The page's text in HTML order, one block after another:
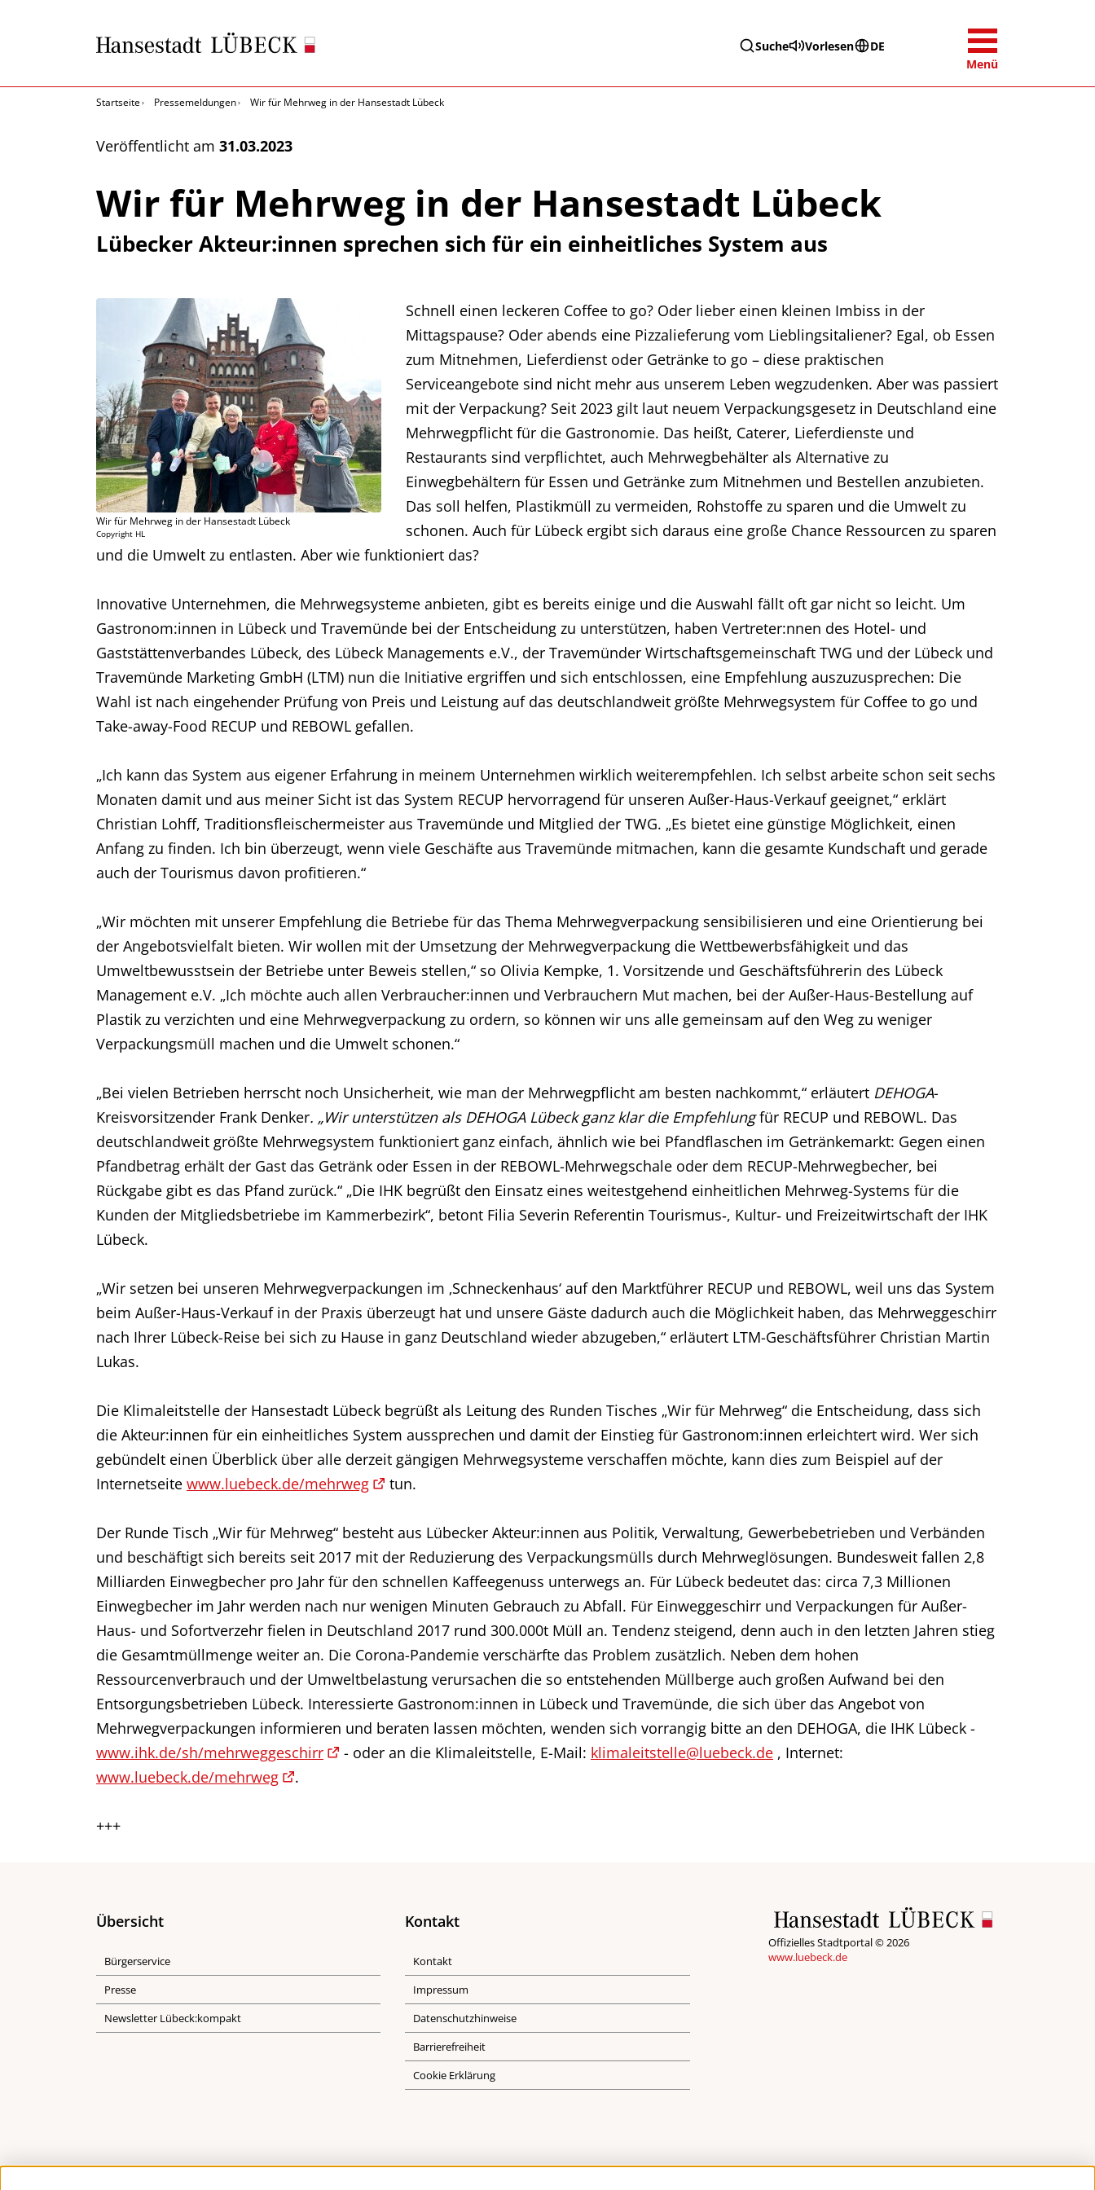
Suche Vorlesen
DE
Menü
Startseite Pressemeldungen Wir für Mehrweg in der Hansestadt Lübeck
Veröffentlicht am 31.03.2023
Wir für Mehrweg in der Hansestadt Lübeck
Lübecker Akteur:innen sprechen sich für ein einheitliches System aus
Wir für Mehrweg in der Hansestadt Lübeck
Copyright HL
Schnell einen leckeren Coffee to go? Oder lieber einen kleinen Imbiss in der
Mittagspause? Oder abends eine Pizzalieferung vom Lieblingsitaliener? Egal, ob Essen
zum Mitnehmen, Lieferdienst oder Getränke to go – diese praktischen
Serviceangebote sind nicht mehr aus unserem Leben wegzudenken. Aber was passiert
mit der Verpackung? Seit 2023 gilt laut neuem Verpackungsgesetz in Deutschland eine
Mehrwegpflicht für die Gastronomie. Das heißt, Caterer, Lieferdienste und
Restaurants sind verpflichtet, auch Mehrwegbehälter als Alternative zu
Einwegbehältern für Essen und Getränke zum Mitnehmen und Bestellen anzubieten.
Das soll helfen, Plastikmüll zu vermeiden, Rohstoffe zu sparen und die Umwelt zu
schonen. Auch für Lübeck ergibt sich daraus eine große Chance Ressourcen zu sparen
und die Umwelt zu entlasten. Aber wie funktioniert das?
Innovative Unternehmen, die Mehrwegsysteme anbieten, gibt es bereits einige und die Auswahl fällt oft gar nicht so leicht. Um
Gastronom:innen in Lübeck und Travemünde bei der Entscheidung zu unterstützen, haben Vertreter:nnen des Hotel- und
Gaststättenverbandes Lübeck, des Lübeck Managements e.V., der Travemünder Wirtschaftsgemeinschaft TWG und der Lübeck und
Travemünde Marketing GmbH (LTM) nun die Initiative ergriffen und sich entschlossen, eine Empfehlung auszuzusprechen: Die
Wahl ist nach eingehender Prüfung von Preis und Leistung auf das deutschlandweit größte Mehrwegsystem für Coffee to go und
Take-away-Food RECUP und REBOWL gefallen.
„Ich kann das System aus eigener Erfahrung in meinem Unternehmen wirklich weiterempfehlen. Ich selbst arbeite schon seit sechs
Monaten damit und aus meiner Sicht ist das System RECUP hervorragend für unseren Außer-Haus-Verkauf geeignet,“ erklärt
Christian Lohff, Traditionsfleischermeister aus Travemünde und Mitglied der TWG. „Es bietet eine günstige Möglichkeit, einen
Anfang zu finden. Ich bin überzeugt, wenn viele Geschäfte aus Travemünde mitmachen, kann die gesamte Kundschaft und gerade
auch der Tourismus davon profitieren.“
„Wir möchten mit unserer Empfehlung die Betriebe für das Thema Mehrwegverpackung sensibilisieren und eine Orientierung bei
der Angebotsvielfalt bieten. Wir wollen mit der Umsetzung der Mehrwegverpackung die Wettbewerbsfähigkeit und das
Umweltbewusstsein der Betriebe unter Beweis stellen,“ so Olivia Kempke, 1. Vorsitzende und Geschäftsführerin des Lübeck
Management e.V. „Ich möchte auch allen Verbraucher:innen und Verbrauchern Mut machen, bei der Außer-Haus-Bestellung auf
Plastik zu verzichten und eine Mehrwegverpackung zu ordern, so können wir uns alle gemeinsam auf den Weg zu weniger
Verpackungsmüll machen und die Umwelt schonen.“
„Bei vielen Betrieben herrscht noch Unsicherheit, wie man der Mehrwegpflicht am besten nachkommt,“ erläutert DEHOGA-
Kreisvorsitzender Frank Denker. „Wir unterstützen als DEHOGA Lübeck ganz klar die Empfehlungfür RECUP und REBOWL. Das
deutschlandweit größte Mehrwegsystem funktioniert ganz einfach, ähnlich wie bei Pfandflaschen im Getränkemarkt: Gegen einen
Pfandbetrag erhält der Gast das Getränk oder Essen in der REBOWL-Mehrwegschale oder dem RECUP-Mehrwegbecher, bei
Rückgabe gibt es das Pfand zurück.“ „Die IHK begrüßt den Einsatz eines weitestgehend einheitlichen Mehrweg-Systems für die
Kunden der Mitgliedsbetriebe im Kammerbezirk“, betont Filia Severin Referentin Tourismus‑, Kultur‑ und Freizeitwirtschaft der IHK
Lübeck.
„Wir setzen bei unseren Mehrwegverpackungen im ‚Schneckenhaus‘ auf den Marktführer RECUP und REBOWL, weil uns das System
beim Außer-Haus-Verkauf in der Praxis überzeugt hat und unsere Gäste dadurch auch die Möglichkeit haben, das Mehrweggeschirr
nach Ihrer Lübeck-Reise bei sich zu Hause in ganz Deutschland wieder abzugeben,“ erläutert LTM-Geschäftsführer Christian Martin
Lukas.
Die Klimaleitstelle der Hansestadt Lübeck begrüßt als Leitung des Runden Tisches „Wir für Mehrweg“ die Entscheidung, dass sich
die Akteur:innen für ein einheitliches System aussprechen und damit der Einstieg für Gastronom:innen erleichtert wird. Wer sich
gebündelt einen Überblick über alle derzeit gängigen Mehrwegsysteme verschaffen möchte, kann dies zum Beispiel auf der
Internetseite www.luebeck.de/mehrweg tun.
Der Runde Tisch „Wir für Mehrweg“ besteht aus Lübecker Akteur:innen aus Politik, Verwaltung, Gewerbebetrieben und Verbänden
und beschäftigt sich bereits seit 2017 mit der Reduzierung des Verpackungsmülls durch Mehrweglösungen. Bundesweit fallen 2,8
Milliarden Einwegbecher pro Jahr für den schnellen Kaffeegenuss unterwegs an. Für Lübeck bedeutet das: circa 7,3 Millionen
Einwegbecher im Jahr werden nach nur wenigen Minuten Gebrauch zu Abfall. Für Einweggeschirr und Verpackungen für Außer-
Haus- und Sofortverzehr fielen in Deutschland 2017 rund 300.000t Müll an. Tendenz steigend, denn auch in den letzten Jahren stieg
die Gesamtmüllmenge weiter an. Die Corona-Pandemie verschärfte das Problem zusätzlich. Neben dem hohen
Ressourcenverbrauch und der Umweltbelastung verursachen die so entstehenden Müllberge auch großen Aufwand bei den
Entsorgungsbetrieben Lübeck. Interessierte Gastronom:innen in Lübeck und Travemünde, die sich über das Angebot von
Mehrwegverpackungen informieren und beraten lassen möchten, wenden sich vorrangig bitte an den DEHOGA, die IHK Lübeck -
www.ihk.de/sh/mehrweggeschirr
- oder an die Klimaleitstelle, E-Mail: klimaleitstelle@luebeck.de , Internet:
www.luebeck.de/mehrweg
.
+++
Übersicht
Bürgerservice
Presse
Newsletter Lübeck:kompakt
Kontakt
Kontakt
Impressum
Datenschutzhinweise
Barrierefreiheit
Cookie Erklärung
Offizielles Stadtportal © 2026
www.luebeck.de